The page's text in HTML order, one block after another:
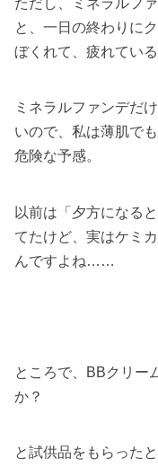
ただし、ミネラルフ
と、一日の終わりに
ぼくれて、疲れてい
ミネラルファンデだ
いので、私は薄肌で
危険な予感。
以前は「夕方になる
てたけど、実はケミ
んですよね……
ところで、BBクリー
か？
と試供品をもらった